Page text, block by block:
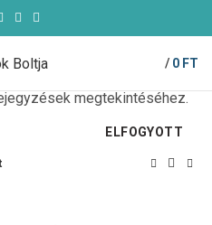
/ 0 FT
ELFOGYOTT
megtekintéséhez.